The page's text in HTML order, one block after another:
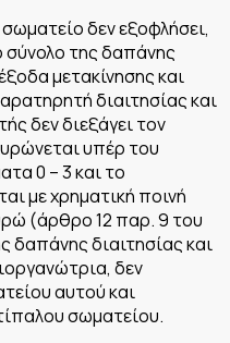
δεν εξοφλήσει,
σύνολο της δαπάνης
μετακίνησης και
διαιτησίας και
δεν διεξάγει τον
υπέρ του
0 – 3 και το
με χρηματική ποινή
(άρθρο 12 παρ. 9 του
δαπάνης διαιτησίας και
δεν
αυτού και
σωματείου.